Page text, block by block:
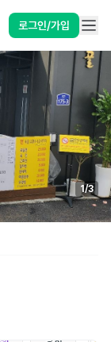
로그인/가입
1/3